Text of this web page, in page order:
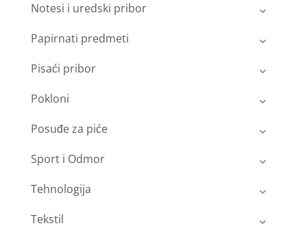
Notesi i uredski pribor
Papirnati predmeti
Pisaći pribor
Pokloni
Posuđe za piće
Sport i Odmor
Tehnologija
Tekstil